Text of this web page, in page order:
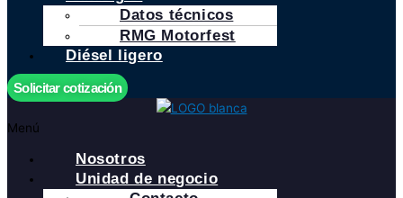
Datos técnicos
RMG Motorfest
Diésel ligero
Solicitar cotización
Menú
Nosotros
Unidad de negocio